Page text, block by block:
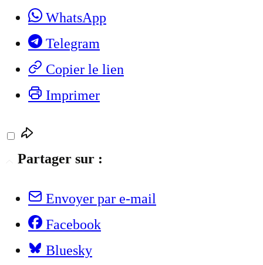
WhatsApp
Telegram
Copier le lien
Imprimer
Partager sur :
Envoyer par e-mail
Facebook
Bluesky